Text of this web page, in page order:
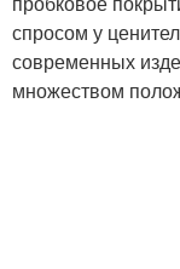
спросом у
современных
множеством